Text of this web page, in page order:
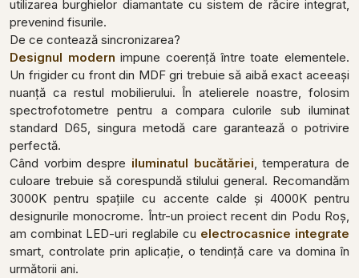
utilizarea burghielor diamantate cu sistem de răcire integrat,
prevenind fisurile.
De ce contează sincronizarea?
Designul modern impune coerență între toate elementele.
Un frigider cu front din MDF gri trebuie să aibă exact aceeași
nuanță ca restul mobilierului. În atelierele noastre, folosim
spectrofotometre pentru a compara culorile sub iluminat
standard D65, singura metodă care garantează o potrivire
perfectă.
Când vorbim despre iluminatul bucătăriei, temperatura de
culoare trebuie să corespundă stilului general. Recomandăm
3000K pentru spațiile cu accente calde și 4000K pentru
designurile monocrome. Într-un proiect recent din Podu Roș,
am combinat LED-uri reglabile cu electrocasnice integrate
smart, controlate prin aplicație, o tendință care va domina în
următorii ani.